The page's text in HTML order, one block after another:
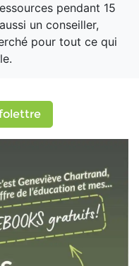
pendant 15
un conseiller,
pour tout ce qui